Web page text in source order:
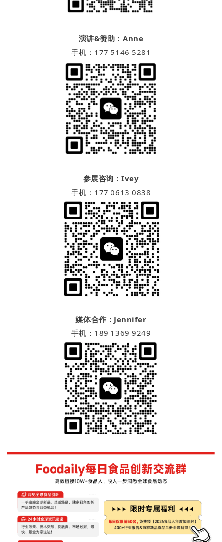
演讲&赞助：Anne
手机：177 5146 5281
参展咨询：Ivey
手机：177 0613 0838
媒体合作：Jennifer
手机：189 1369 9249